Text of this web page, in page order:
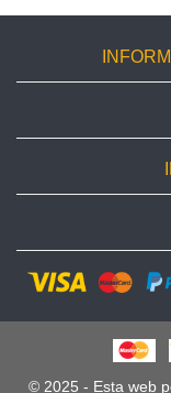
© 2025 - Esta web